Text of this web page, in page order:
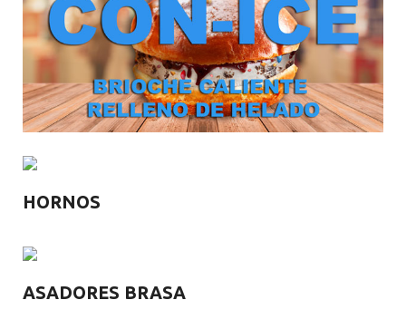
HORNOS
ASADORES BRASA